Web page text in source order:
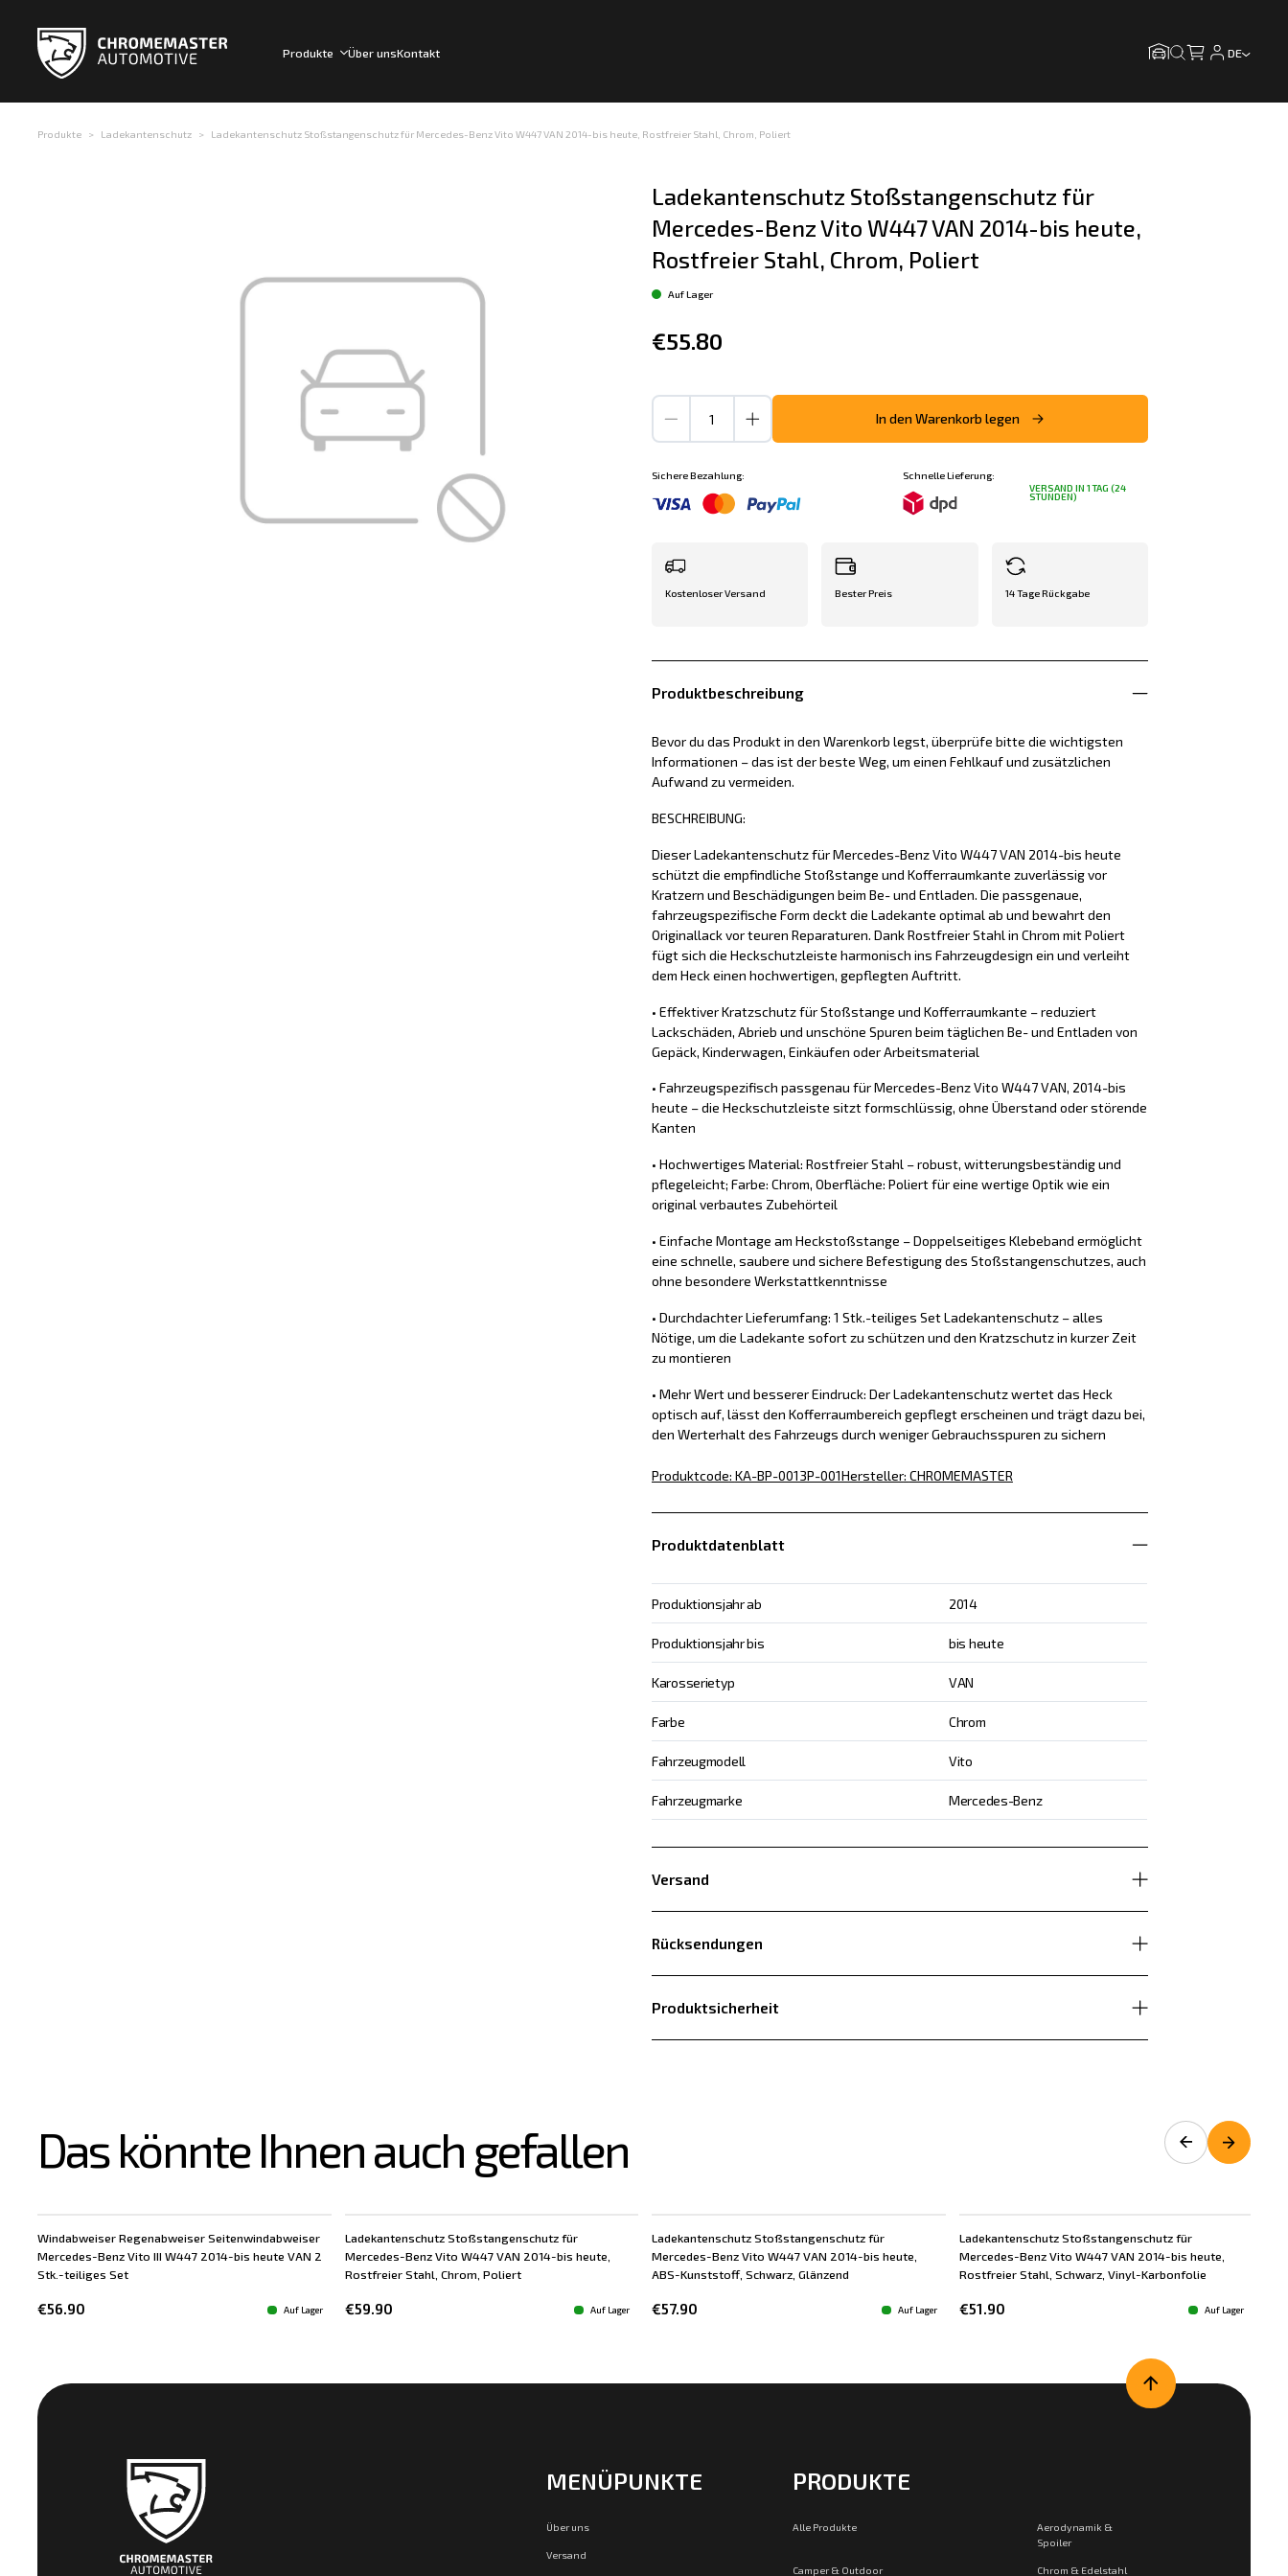
Produkte Über unsKontakt DE
Produkte Ladekantenschutz Ladekantenschutz Stoßstangenschutz für Mercedes-Benz Vito W447 VAN 2014-bis heute, Rostfreier Stahl, Chrom, Poliert
Ladekantenschutz Stoßstangenschutz für
Mercedes-Benz Vito W447 VAN 2014-bis heute,
Rostfreier Stahl, Chrom, Poliert
Auf Lager
€55.80
In den Warenkorb legen
Sichere Bezahlung:
Schnelle Lieferung:
VERSAND IN 1 TAG (24
STUNDEN)
Kostenloser Versand Bester Preis 14 Tage Rückgabe
Produktbeschreibung
Bevor du das Produkt in den Warenkorb legst, überprüfe bitte die wichtigsten
Informationen – das ist der beste Weg, um einen Fehlkauf und zusätzlichen
Aufwand zu vermeiden.
BESCHREIBUNG:
Dieser Ladekantenschutz für Mercedes-Benz Vito W447 VAN 2014-bis heute
schützt die empfindliche Stoßstange und Kofferraumkante zuverlässig vor
Kratzern und Beschädigungen beim Be- und Entladen. Die passgenaue,
fahrzeugspezifische Form deckt die Ladekante optimal ab und bewahrt den
Originallack vor teuren Reparaturen. Dank Rostfreier Stahl in Chrom mit Poliert
fügt sich die Heckschutzleiste harmonisch ins Fahrzeugdesign ein und verleiht
dem Heck einen hochwertigen, gepflegten Auftritt.
• Effektiver Kratzschutz für Stoßstange und Kofferraumkante – reduziert
Lackschäden, Abrieb und unschöne Spuren beim täglichen Be- und Entladen von
Gepäck, Kinderwagen, Einkäufen oder Arbeitsmaterial
• Fahrzeugspezifisch passgenau für Mercedes-Benz Vito W447 VAN, 2014-bis
heute – die Heckschutzleiste sitzt formschlüssig, ohne Überstand oder störende
Kanten
• Hochwertiges Material: Rostfreier Stahl – robust, witterungsbeständig und
pflegeleicht; Farbe: Chrom, Oberfläche: Poliert für eine wertige Optik wie ein
original verbautes Zubehörteil
• Einfache Montage am Heckstoßstange – Doppelseitiges Klebeband ermöglicht
eine schnelle, saubere und sichere Befestigung des Stoßstangenschutzes, auch
ohne besondere Werkstattkenntnisse
• Durchdachter Lieferumfang: 1 Stk.-teiliges Set Ladekantenschutz – alles
Nötige, um die Ladekante sofort zu schützen und den Kratzschutz in kurzer Zeit
zu montieren
• Mehr Wert und besserer Eindruck: Der Ladekantenschutz wertet das Heck
optisch auf, lässt den Kofferraumbereich gepflegt erscheinen und trägt dazu bei,
den Werterhalt des Fahrzeugs durch weniger Gebrauchsspuren zu sichern
Produktcode: KA-BP-0013P-001Hersteller: CHROMEMASTER
Produktdatenblatt
Produktionsjahr ab 2014
Produktionsjahr bis bis heute
Karosserietyp VAN
Farbe Chrom
Fahrzeugmodell Vito
Fahrzeugmarke Mercedes-Benz
Versand
Rücksendungen
Produktsicherheit
Das könnte Ihnen auch gefallen
Windabweiser Regenabweiser Seitenwindabweiser
Mercedes-Benz Vito III W447 2014-bis heute VAN 2
Stk.-teiliges Set
€56.90 Auf Lager
Ladekantenschutz Stoßstangenschutz für
Mercedes-Benz Vito W447 VAN 2014-bis heute,
Rostfreier Stahl, Chrom, Poliert
€59.90 Auf Lager
Ladekantenschutz Stoßstangenschutz für
Mercedes-Benz Vito W447 VAN 2014-bis heute,
ABS-Kunststoff, Schwarz, Glänzend
€57.90 Auf Lager
Ladekantenschutz Stoßstangenschutz für
Mercedes-Benz Vito W447 VAN 2014-bis heute,
Rostfreier Stahl, Schwarz, Vinyl-Karbonfolie
€51.90 Auf Lager
MENÜPUNKTE
Über uns
Versand
PRODUKTE
Alle Produkte
Aerodynamik &
Spoiler
Camper & Outdoor Chrom & Edelstahl